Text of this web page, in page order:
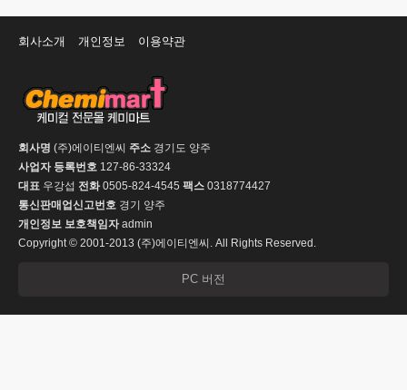
회사소개 개인정보 이용약관
회사명 (주)에이티엔씨 주소 경기도 양주
사업자 등록번호 127-86-33324
대표 우강섭 전화0505-824-4545 팩스 0318774427
통신판매업신고번호 경기 양주
개인정보 보호책임자admin
Copyright © 2001-2013 (주)에이티엔씨. All Rights Reserved.
PC 버전